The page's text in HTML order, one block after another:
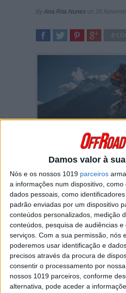
Damos valor à
Nós e os nossos 1019 parceiros
a informações num dispositivo,
dados pessoais, como
padrão enviadas por um dispositivo
conteúdos personalizados, medição
conteúdos, pesquisa de audiências
serviços. Com a sua permissão, nós
poderemos usar identificação e
precisos através da procura de
consentir o processamento por
nossos 1019 parceiros, conforme
alternativa, pode aceder a
By Ana Rita Nunes on 26
A AMA – federação norte-
permitir a participação nos
amadores de 2020 da KTM
Husqvarna EE 5 na nova
Jr.
Os jovens pilotos
oportunidade de participar
competição de motocross
a famosa prova “Loretta
moto elétrica.
Nathan Ramsey, diretor de
Brigade está muito